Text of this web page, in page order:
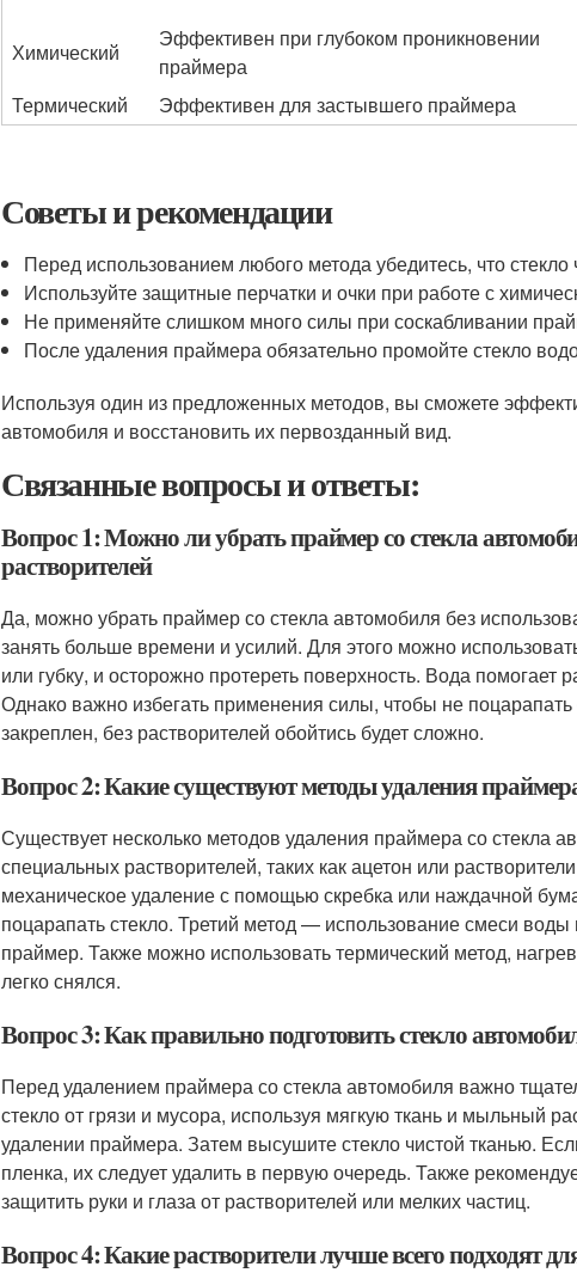
Химический
Эффективен при глубоком проникновении
праймера
Термический
Эффективен для застывшего праймера
Советы и рекомендации
Перед использованием любого метода убедитесь, что стекло
Используйте защитные перчатки и очки при работе с
Не применяйте слишком много силы при соскабливании
После удаления праймера обязательно промойте стекло
Используя один из предложенных методов, вы сможете
автомобиля и восстановить их первозданный вид.
Связанные вопросы и ответы:
Вопрос 1: Можно ли убрать праймер со стекла
растворителей
Да, можно убрать праймер со стекла автомобиля без
занять больше времени и усилий. Для этого можно
или губку, и осторожно протереть поверхность. Вода помогает
Однако важно избегать применения силы, чтобы не
закреплен, без растворителей обойтись будет сложно.
Вопрос 2: Какие существуют методы удаления
Существует несколько методов удаления праймера со
специальных растворителей, таких как ацетон или
механическое удаление с помощью скребка или наждачной
поцарапать стекло. Третий метод — использование смеси воды
праймер. Также можно использовать термический метод,
легко снялся.
Вопрос 3: Как правильно подготовить стекло
Перед удалением праймера со стекла автомобиля важно
стекло от грязи и мусора, используя мягкую ткань и мыльный
удалении праймера. Затем высушите стекло чистой тканью.
пленка, их следует удалить в первую очередь. Также
защитить руки и глаза от растворителей или мелких частиц.
Вопрос 4: Какие растворители лучше всего подходят